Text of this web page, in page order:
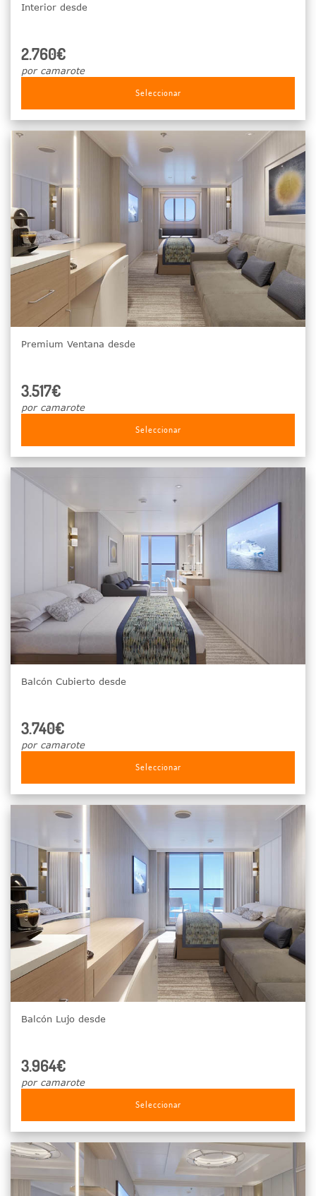
Interior desde
2.760€
por camarote
Seleccionar
Premium Ventana desde
3.517€
por camarote
Seleccionar
Balcón Cubierto desde
3.740€
por camarote
Seleccionar
Balcón Lujo desde
3.964€
por camarote
Seleccionar